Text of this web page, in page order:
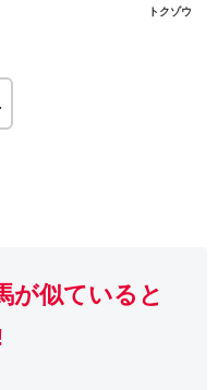
トクゾウ
が似ていると